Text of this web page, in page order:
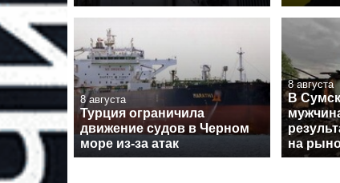
8 августа
Турция ограничила
движение судов в Черном
море из-за атак
8 августа
В
на